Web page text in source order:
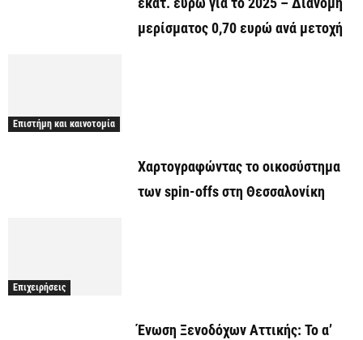
μερίσματος 0,70 ευρώ ανά μετοχή
Επιστήμη και καινοτομία
Χαρτογραφώντας το οικοσύστημα
των spin-offs στη Θεσσαλονίκη
Επιχειρήσεις
Ένωση Ξενοδόχων Αττικής: Το α’